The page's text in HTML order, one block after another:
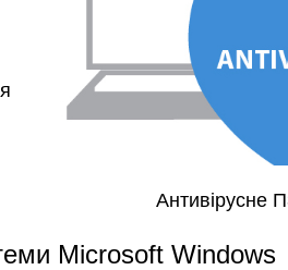
Антивірусне
Microsoft Windows